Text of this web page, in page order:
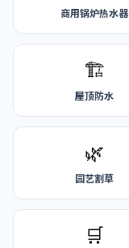
商用锅炉热水器
🏗️
屋顶防水
🌿
园艺割草
🛒